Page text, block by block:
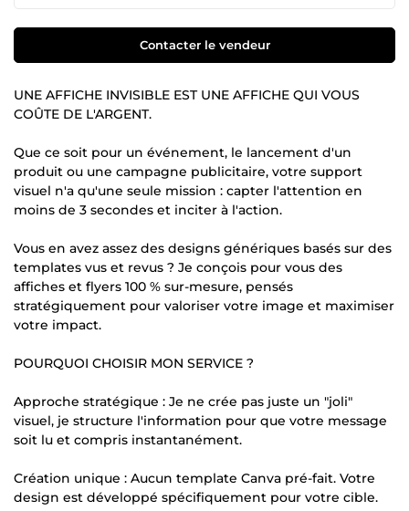
Contacter le vendeur
UNE AFFICHE INVISIBLE EST UNE AFFICHE QUI VOUS
COÛTE DE L'ARGENT.
Que ce soit pour un événement, le lancement d'un
produit ou une campagne publicitaire, votre support
visuel n'a qu'une seule mission : capter l'attention en
moins de 3 secondes et inciter à l'action.
Vous en avez assez des designs génériques basés sur des
templates vus et revus ? Je conçois pour vous des
affiches et flyers 100 % sur-mesure, pensés
stratégiquement pour valoriser votre image et maximiser
votre impact.
POURQUOI CHOISIR MON SERVICE ?
Approche stratégique : Je ne crée pas juste un "joli"
visuel, je structure l'information pour que votre message
soit lu et compris instantanément.
Création unique : Aucun template Canva pré-fait. Votre
design est développé spécifiquement pour votre cible.